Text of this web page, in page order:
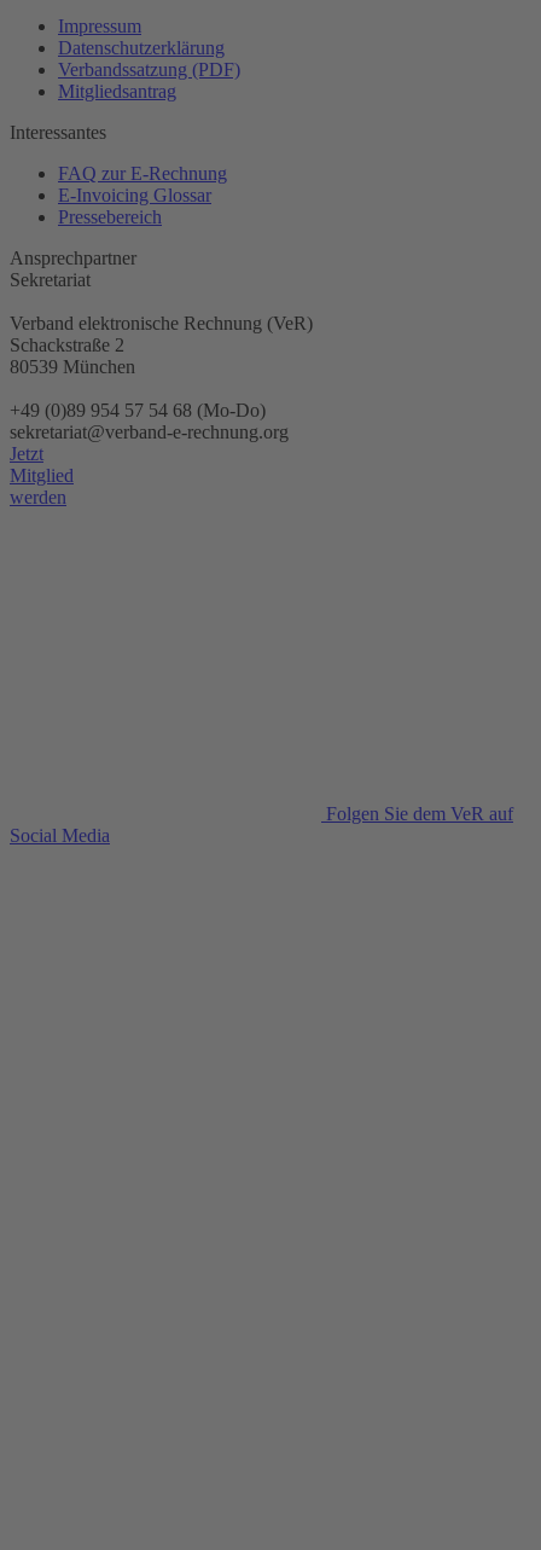
Impressum
Datenschutzerklärung
Verbandssatzung (PDF)
Mitgliedsantrag
Interessantes
FAQ zur E-Rechnung
E-Invoicing Glossar
Pressebereich
Ansprechpartner
Sekretariat
Verband elektronische Rechnung (VeR)
Schackstraße 2
80539 München
+49 (0)89 954 57 54 68 (Mo-Do)
sekretariat@verband-e-rechnung.org
Jetzt
Mitglied
werden
Folgen Sie dem VeR auf
Social Media